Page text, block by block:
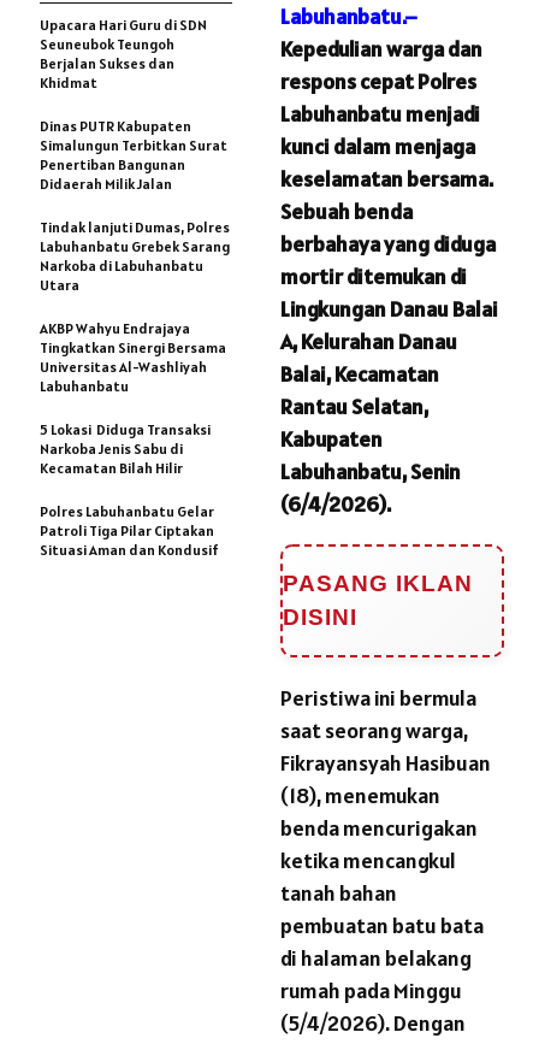
Labuhanbatu.–
Kepedulian warga dan
respons cepat Polres
Labuhanbatu menjadi
kunci dalam menjaga
keselamatan bersama.
Sebuah benda
berbahaya yang diduga
mortir ditemukan di
Lingkungan Danau Balai
A, Kelurahan Danau
Balai, Kecamatan
Rantau Selatan,
Kabupaten
Labuhanbatu, Senin
(6/4/2026).
PASANG IKLAN
DISINI
Peristiwa ini bermula
saat seorang warga,
Fikrayansyah Hasibuan
(18), menemukan
benda mencurigakan
ketika mencangkul
tanah bahan
pembuatan batu bata
di halaman belakang
rumah pada Minggu
(5/4/2026). Dengan
Upacara Hari Guru di SDN
Seuneubok Teungoh
Berjalan Sukses dan
Khidmat
Dinas PUTR Kabupaten
Simalungun Terbitkan Surat
Penertiban Bangunan
Didaerah Milik Jalan
Tindak lanjuti Dumas, Polres
Labuhanbatu Grebek Sarang
Narkoba di Labuhanbatu
Utara
AKBP Wahyu Endrajaya
Tingkatkan Sinergi Bersama
Universitas Al-Washliyah
Labuhanbatu
5 Lokasi Diduga Transaksi
Narkoba Jenis Sabu di
Kecamatan Bilah Hilir
Polres Labuhanbatu Gelar
Patroli Tiga Pilar Ciptakan
Situasi Aman dan Kondusif